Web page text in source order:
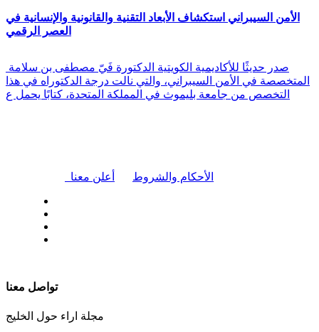
الأمن السيبراني استكشاف الأبعاد التقنية والقانونية والإنسانية في
العصر الرقمي
المتخصصة في الأمن السيبراني، والتي نالت درجة الدكتوراه في هذا
التخصص من جامعة بليموث في المملكة المتحدة، كتابًا يحمل ع
أعلن معنا الأحكام والشروط
تواصل معنا
مجلة اراء حول الخليج